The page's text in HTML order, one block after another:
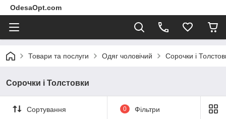
OdesaOpt.com
Товари та послуги Одяг чоловічий Сорочки і
Сорочки і Толстовки
Сортування 0 Фільтри